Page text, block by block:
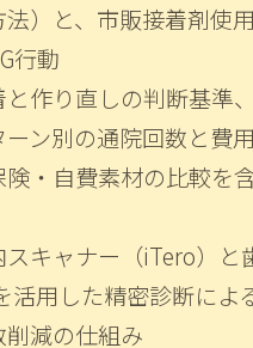
法）と、市販接着剤使
行動
と作り直しの判断基準
ン別の通院回数と費
険・自費素材の比較を
スキャナー（iTero）と
活用した精密診断によ
削減の仕組み